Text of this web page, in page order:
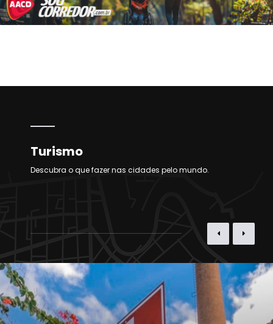
Turismo
Descubra o que fazer nas cidades pelo mundo.